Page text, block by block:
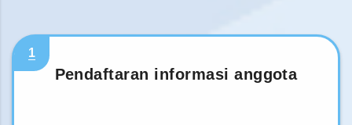
1
Pendaftaran informasi anggota